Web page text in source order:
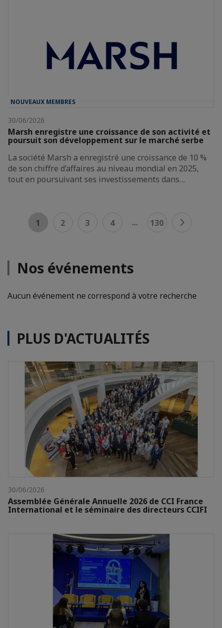
NOUVEAUX MEMBRES
30/06/2026
Marsh enregistre une croissance de son activité et
poursuit son développement sur le marché serbe
La société Marsh a enregistré une croissance de 10 %
de son chiffre d’affaires au niveau mondial en 2025,
tout en poursuivant ses investissements dans…
1 2 3 4 ... 130
Nos événements
Aucun événement ne correspond à votre recherche
PLUS D'ACTUALITÉS
30/06/2026
Assemblée Générale Annuelle 2026 de CCI France
International et le séminaire des directeurs CCIFI